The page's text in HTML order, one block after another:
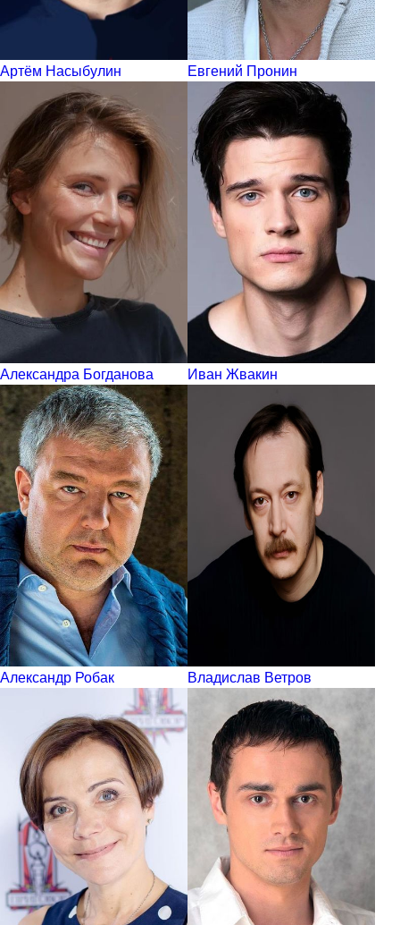
Артём Насыбулин Евгений Пронин
Александра Богданова Иван Жвакин
Александр Робак Владислав Ветров